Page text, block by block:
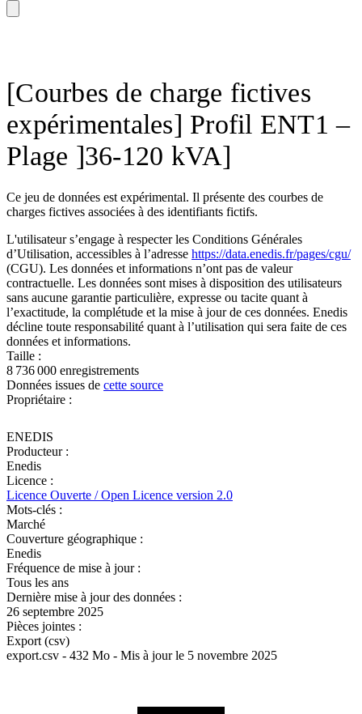
[Courbes de charge fictives
expérimentales] Profil ENT1 –
Plage ]36-120 kVA]
Ce jeu de données est expérimental. Il présente des courbes de
charges fictives associées à des identifiants fictifs.
L'utilisateur s’engage à respecter les Conditions Générales
d’Utilisation, accessibles à l’adresse https://data.enedis.fr/pages/cgu/
(CGU). Les données et informations n’ont pas de valeur
contractuelle. Les données sont mises à disposition des utilisateurs
sans aucune garantie particulière, expresse ou tacite quant à
l’exactitude, la complétude et la mise à jour de ces données. Enedis
décline toute responsabilité quant à l’utilisation qui sera faite de ces
données et informations.
Taille :
8 736 000 enregistrements
Données issues de cette source
Propriétaire :
ENEDIS
Producteur :
Enedis
Licence :
Licence Ouverte / Open Licence version 2.0
Mots-clés :
Marché
Couverture géographique :
Enedis
Fréquence de mise à jour :
Tous les ans
Dernière mise à jour des données :
26 septembre 2025
Pièces jointes :
Export (csv)
export.csv - 432 Mo - Mis à jour le 5 novembre 2025